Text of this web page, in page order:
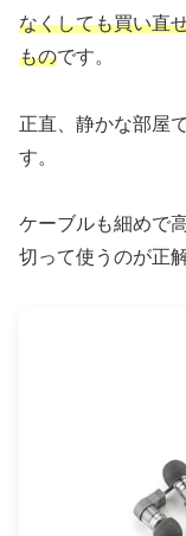
なくしても買い直
ものです。
正直、静かな部屋
す。
ケーブルも細めで
切って使うのが正